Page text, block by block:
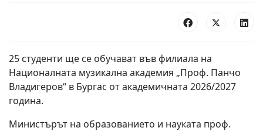
25 студенти ще се обучават във филиала на
Националната музикална академия „Проф. Панчо
Владигеров“ в Бургас от академичната 2026/2027
година.
Министърът на образованието и науката проф.